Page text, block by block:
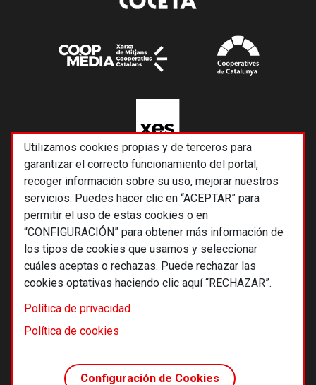
Utilizamos cookies propias y de terceros para
garantizar el correcto funcionamiento del portal,
recoger información sobre su uso, mejorar nuestros
servicios. Puedes hacer clic en “ACEPTAR” para
permitir el uso de estas cookies o en
“CONFIGURACIÓN” para obtener más información de
los tipos de cookies que usamos y seleccionar
cuáles aceptas o rechazas. Puede rechazar las
cookies optativas haciendo clic aquí “RECHAZAR”.
Política de privacidad
Política de cookies
Configuración de Cookies
© 2026 Alternativas económicas SCCL
Footer
Términos y condiciones de uso
Política de cookies